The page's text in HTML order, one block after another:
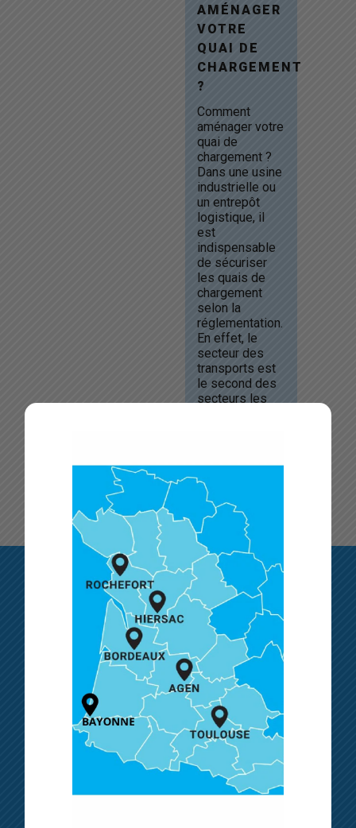
AMÉNAGER
VOTRE
QUAI DE
CHARGEMENT
?
Comment
aménager votre
quai de
chargement ?
Dans une usine
industrielle ou
un entrepôt
logistique, il
est
indispensable
de sécuriser
les quais de
chargement
selon la
réglementation.
En effet, le
secteur des
transports est
le second des
secteurs les
pourquoi,...
NOS AGENCES
Hiersac
Route de Tarsac
Zone Le Champ Farchaud,